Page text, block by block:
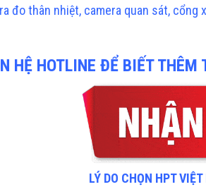
đo thân nhiệt, camera quan sát, cổng
HỆ HOTLINE ĐỂ BIẾT
LÝ DO CHỌN HPT